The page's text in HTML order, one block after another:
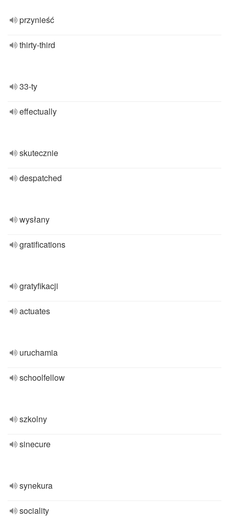
przynieść
thirty-third
33-ty
effectually
skutecznie
despatched
wysłany
gratifications
gratyfikacji
actuates
uruchamia
schoolfellow
szkolny
sinecure
synekura
sociality